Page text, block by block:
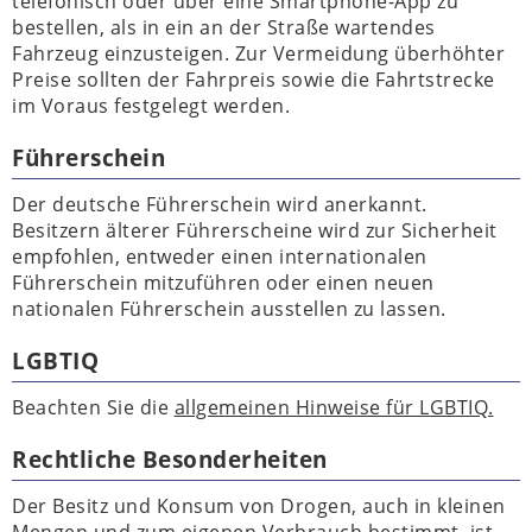
bestellen, als in ein an der Straße wartendes
Fahrzeug einzusteigen. Zur Vermeidung überhöhter
Preise sollten der Fahrpreis sowie die Fahrtstrecke
im Voraus festgelegt werden.
Führerschein
Der deutsche Führerschein wird anerkannt.
Besitzern älterer Führerscheine wird zur Sicherheit
empfohlen, entweder einen internationalen
Führerschein mitzuführen oder einen neuen
nationalen Führerschein ausstellen zu lassen.
LGBTIQ
Beachten Sie die allgemeinen Hinweise für LGBTIQ.
Rechtliche Besonderheiten
Der Besitz und Konsum von Drogen, auch in kleinen